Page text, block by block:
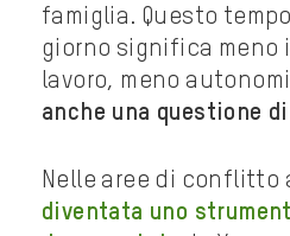
famiglia. Questo
giorno significa meno
lavoro, meno
anche una questione
Nelle aree di conflitto
diventata uno